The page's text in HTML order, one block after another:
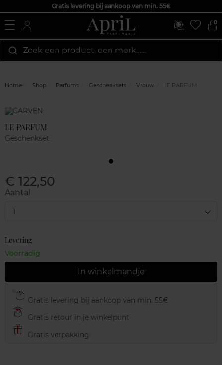
Gratis levering bij aankoop van min. 55€
0
Zoek een product, een merk…...
Home Shop Parfums Geschenksets Vrouw LE PARFUM
Marque
LE PARFUM
Geschenkset
€ 122,50
Aantal
1
Levering
Voorradig
In winkelmandje
Gratis levering bij aankoop van min. 55€
Gratis retour in je winkelpunt
Gratis verpakking